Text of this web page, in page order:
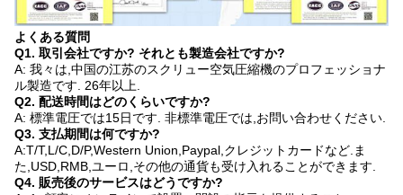
よくある質問
Q1. 取引会社ですか? それとも製造会社ですか?
A: 我々は,中国の江苏のスクリュー空気圧縮機のプロフェッショナ
ル製造です. 26年以上.
Q2. 配送時間はどのくらいですか?
A: 標準電圧では15日です. 非標準電圧では,お問い合わせください.
Q3. 支払期間は何ですか?
A:T/T,L/C,D/P,Western Union,Paypal,クレジットカードなど.ま
た,USD,RMB,ユーロ,その他の通貨も受け入れることができます.
Q4. 販売後のサービスはどうですか?